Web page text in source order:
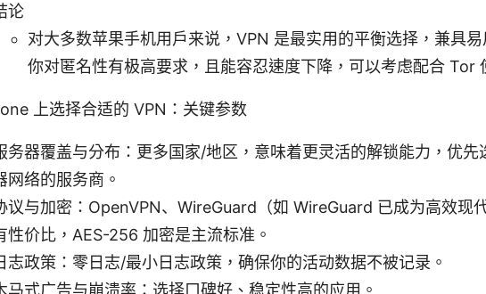
论
对大多数苹果手机用户来说，VPN 是最实用的平衡选择，兼具
你对匿名性有极高要求，且能容忍速度下降，可以考虑配合 Tor
上选择合适的 VPN：关键参数
务器覆盖与分布：更多国家/地区，意味着更灵活的解锁能力，优先
网络的服务商。
议与加密：OpenVPN、WireGuard（如 WireGuard 已成为高效现
性价比，AES-256 加密是主流标准。
志政策：零日志/最小日志政策，确保你的活动数据不被记录。
马式广告与崩溃率：选择口碑好、稳定性高的应用。